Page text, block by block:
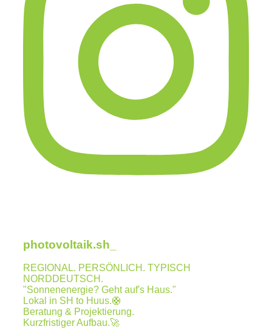
photovoltaik.sh_
REGIONAL. PERSÖNLICH. TYPISCH
NORDDEUTSCH.
"Sonnenenergie? Geht auf's Haus."
Lokal in SH to Huus.🛟
Beratung & Projektierung.
Kurzfristiger Aufbau.🚀